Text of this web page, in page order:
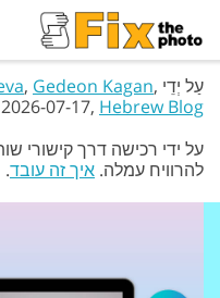
עַל יְדֵי , Gedeon Kagan,
2026-07-17, Hebrew Blog
על ידי רכישה דרך קישורי
להרוויח עמלה. איך זה עובד.